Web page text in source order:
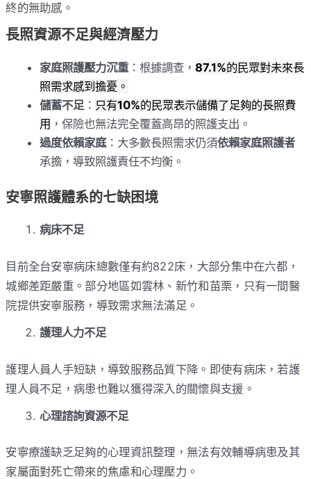
終的無助感。
長照資源不足與經濟壓力
家庭照護壓力沉重：根據調查，87.1%的民眾對未來長
照需求感到擔憂。
儲蓄不足 ： 只有10%的民眾表示儲備了足夠的長照費
用 ，保險也無法完全覆蓋高昂的照護支出。
過度依賴家庭：大多數長照需求仍須依賴家庭照護者
承擔，導致照護責任不均衡。
安寧照護體系的七缺困境
病床不足
目前全台安寧病床總數僅有約822床，大部分集中在六都，
城鄉差距嚴重。部分地區如雲林、新竹和苗栗，只有一間醫
院提供安寧服務，導致需求無法滿足。
護理人力不足
護理人員人手短缺，導致服務品質下降。即使有病床，若護
理人員不足，病患也難以獲得深入的關懷與支援。
心理諮詢資源不足
安寧療護缺乏足夠的心理資訊整理，無法有效輔導病患及其
家屬面對死亡帶來的焦慮和心理壓力。